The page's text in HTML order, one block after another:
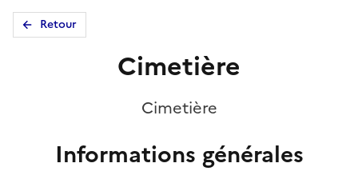
Retour
Cimetière
Cimetière
Informations générales